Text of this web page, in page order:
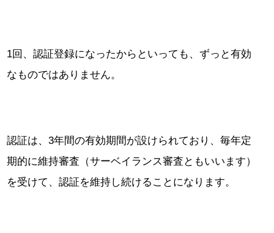
1回、認証登録になったからといっても、ずっと有効
なものではありません。
認証は、3年間の有効期間が設けられており、毎年定
期的に維持審査（サーベイランス審査ともいいます）
を受けて、認証を維持し続けることになります。